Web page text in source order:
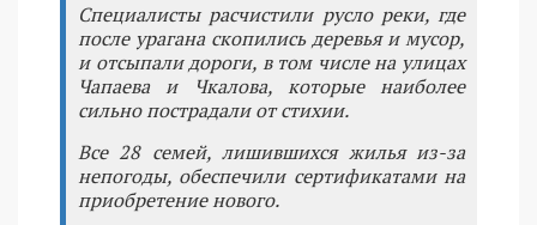
Специалисты расчистили русло реки, где
после урагана скопились деревья и мусор,
и отсыпали дороги, в том числе на улицах
Чапаева и Чкалова, которые наиболее
сильно пострадали от стихии.
Все 28 семей, лишившихся жилья из-за
непогоды, обеспечили сертификатами на
приобретение нового.